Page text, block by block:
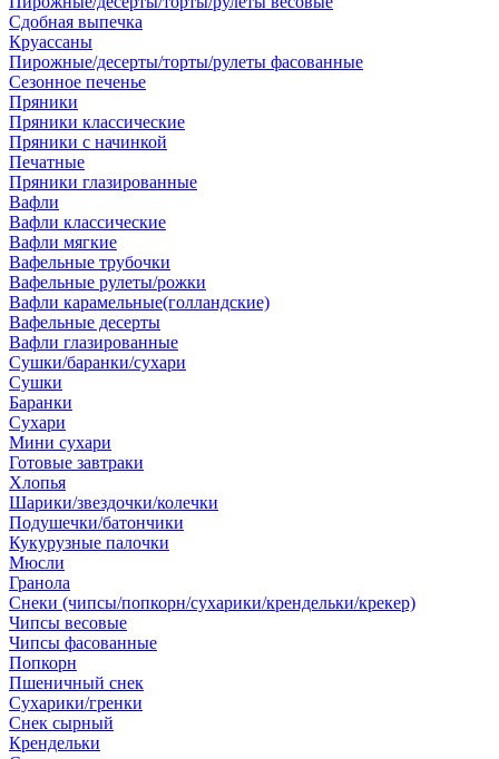
Сдобная выпечка
Круассаны
Пирожные/десерты/торты/рулеты фасованные
Сезонное печенье
Пряники
Пряники классические
Пряники с начинкой
Печатные
Пряники глазированные
Вафли
Вафли классические
Вафли мягкие
Вафельные трубочки
Вафельные рулеты/рожки
Вафли карамельные(голландские)
Вафельные десерты
Вафли глазированные
Сушки/баранки/сухари
Сушки
Баранки
Сухари
Мини сухари
Готовые завтраки
Хлопья
Шарики/звездочки/колечки
Подушечки/батончики
Кукурузные палочки
Мюсли
Гранола
Снеки (чипсы/попкорн/сухарики/крендельки/крекер)
Чипсы весовые
Чипсы фасованные
Попкорн
Пшеничный снек
Сухарики/гренки
Снек сырный
Крендельки